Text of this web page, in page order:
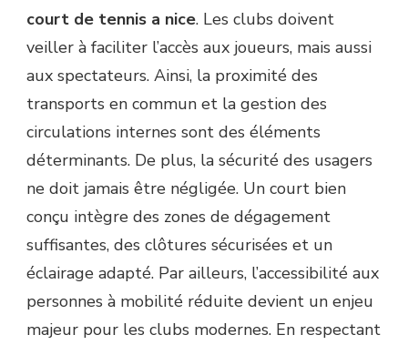
court de tennis a nice. Les clubs doivent
veiller à faciliter l’accès aux joueurs, mais aussi
aux spectateurs. Ainsi, la proximité des
transports en commun et la gestion des
circulations internes sont des éléments
déterminants. De plus, la sécurité des usagers
ne doit jamais être négligée. Un court bien
conçu intègre des zones de dégagement
suffisantes, des clôtures sécurisées et un
éclairage adapté. Par ailleurs, l’accessibilité aux
personnes à mobilité réduite devient un enjeu
majeur pour les clubs modernes. En respectant